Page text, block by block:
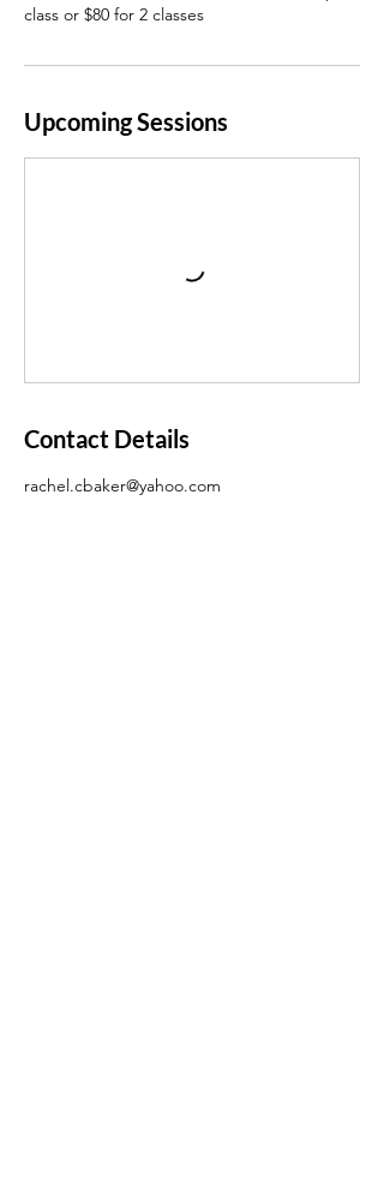
class or $80 for 2 classes
Upcoming Sessions
Contact Details
rachel.cbaker@yahoo.com